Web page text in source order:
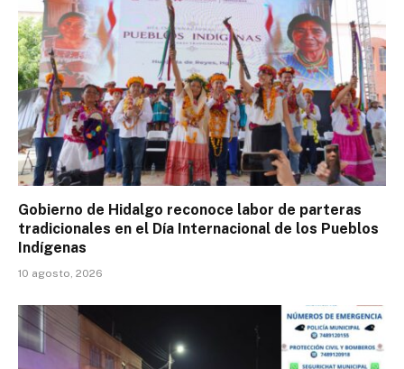
Gobierno de Hidalgo reconoce labor de parteras
tradicionales en el Día Internacional de los Pueblos
Indígenas
10 agosto, 2026